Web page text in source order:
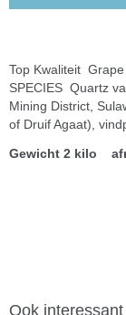
Top Kwaliteit
SPECIES Quartz
Mining District,
of Druif Agaat),
Gewicht 2 kilo
Ook interessant